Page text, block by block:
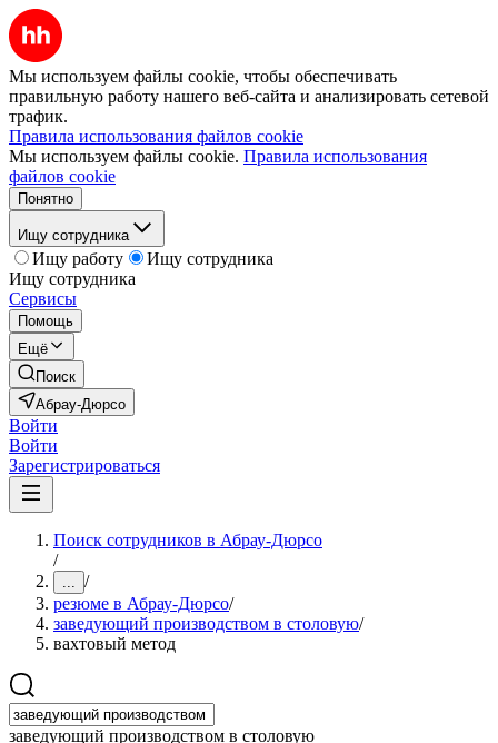
Мы используем файлы cookie, чтобы обеспечивать
правильную работу нашего веб-сайта и анализировать сетевой
трафик.
Правила использования файлов cookie
Мы используем файлы cookie. Правила использования
файлов cookie
Понятно
Ищу сотрудника
Ищу работу
Ищу сотрудника
Ищу сотрудника
Сервисы
Помощь
Ещё
Поиск
Абрау-Дюрсо
Войти
Войти
Зарегистрироваться
Поиск сотрудников в Абрау-Дюрсо
/
... /
резюме в Абрау-Дюрсо/
заведующий производством в столовую/
вахтовый метод
заведующий производством в столовую